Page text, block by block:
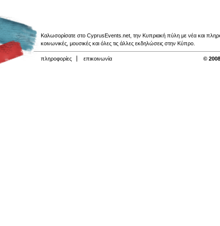
Καλωσορίσατε στο CyprusEvents.net, την Κυπριακή πύλη με νέα και
κοινωνικές, μουσικές και όλες τις άλλες εκδηλώσεις στην Κύπρο.
πληροφορίες επικοινωνία ©